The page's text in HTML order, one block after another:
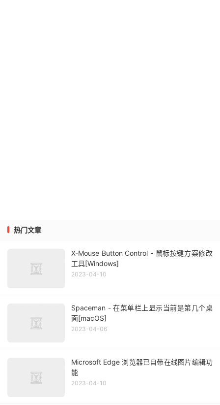
热门文章
X-Mouse Button Control - 鼠标按键方案修改
工具[Windows]
2023-04-10
Spaceman - 在菜单栏上显示当前是第几个桌
面[macOS]
2023-04-06
Microsoft Edge 浏览器已自带在线图片编辑功
能
2023-04-10